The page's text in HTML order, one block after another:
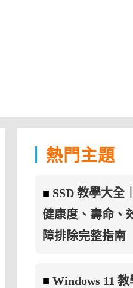
熱門主題
■ SSD 教學大全
健康度、壽命、
障排除完整指南
■Windows 11 教